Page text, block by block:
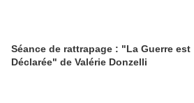
Séance de rattrapage : "La Guerre est
Déclarée" de Valérie Donzelli